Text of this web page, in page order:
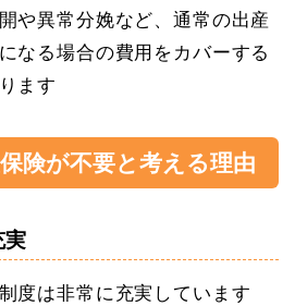
や異常分娩など、通常の出産
なる場合の費用をカバーする
ます
険が不要と考える理由
実
度は非常に充実しています